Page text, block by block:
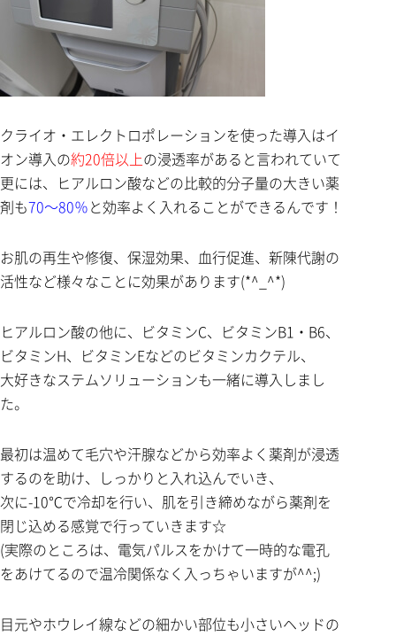
クライオ・エレクトロポレーションを使った導入はイ
オン導入の約20倍以上の浸透率があると言われていて
更には、ヒアルロン酸などの比較的分子量の大きい薬
剤も70～80％と効率よく入れることができるんです！
お肌の再生や修復、保湿効果、血行促進、新陳代謝の
活性など様々なことに効果があります(*^_^*)
ヒアルロン酸の他に、ビタミンC、ビタミンB1・B6、
ビタミンH、ビタミンEなどのビタミンカクテル、
大好きなステムソリューションも一緒に導入しまし
た。
最初は温めて毛穴や汗腺などから効率よく薬剤が浸透
するのを助け、しっかりと入れ込んでいき、
次に-10℃で冷却を行い、肌を引き締めながら薬剤を
閉じ込める感覚で行っていきます☆
(実際のところは、電気パルスをかけて一時的な電孔
をあけてるので温冷関係なく入っちゃいますが^^;)
目元やホウレイ線などの細かい部位も小さいヘッドの